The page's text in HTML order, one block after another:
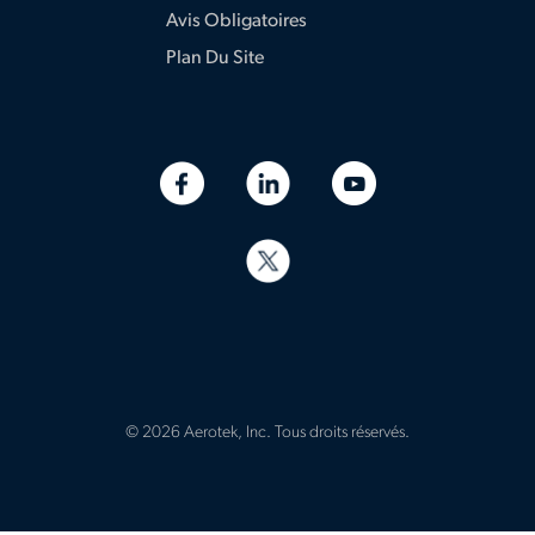
Avis Obligatoires
Plan Du Site
© 2026 Aerotek, Inc. Tous droits réservés.